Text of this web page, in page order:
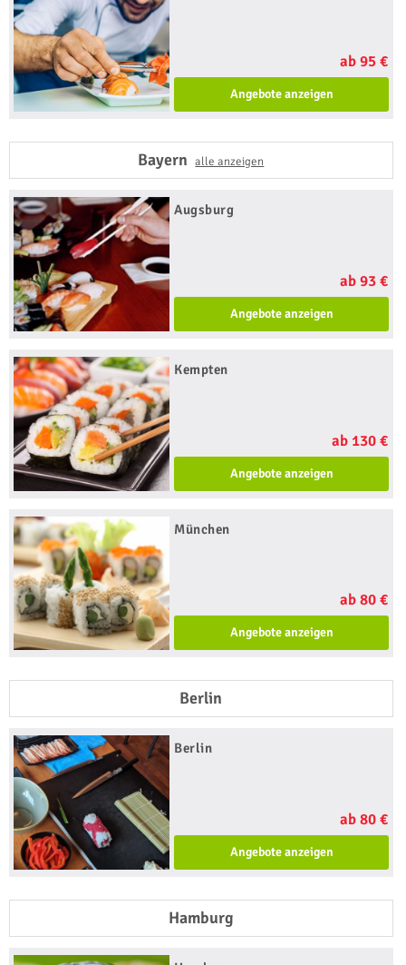
ab 95 €
Angebote anzeigen
Bayernalle anzeigen
Augsburg
ab 93 €
Angebote anzeigen
Kempten
ab 130 €
Angebote anzeigen
München
ab 80 €
Angebote anzeigen
Berlin
Berlin
ab 80 €
Angebote anzeigen
Hamburg